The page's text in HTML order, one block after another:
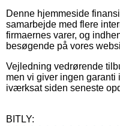
Denne hjemmeside
samarbejde med flere
firmaernes varer, og
besøgende på vores
Vejledning vedrørende
men vi giver ingen garanti
iværksat siden seneste
BITLY: